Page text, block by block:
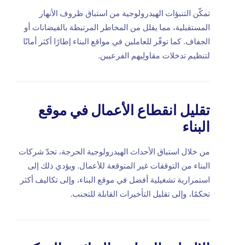
تمكّن التنبؤات الهيدرولوجية من استباق ظروف الأنهار
المستقبلية، مما يقلل من المخاطر المرتبطة بالفيضانات أو
الجفاف. كما توفّر للعاملين في مواقع البناء إطارًا أكثر أمانًا
لتنظيم تدخلات مقاولِيهم الفرعيين.
تقليل انقطاع الأعمال في موقع
البناء
من خلال استباق الأحداث الهيدرولوجية الحرجة، تحدّ شركات
البناء من التوقفات غير المتوقعة للأعمال. ويؤدي ذلك إلى
استمرارية تشغيلية أفضل في موقع البناء، وإلى تكاليف أكثر
تحكمًا، وإلى تقليل التأخيرات القابلة للتجنب.